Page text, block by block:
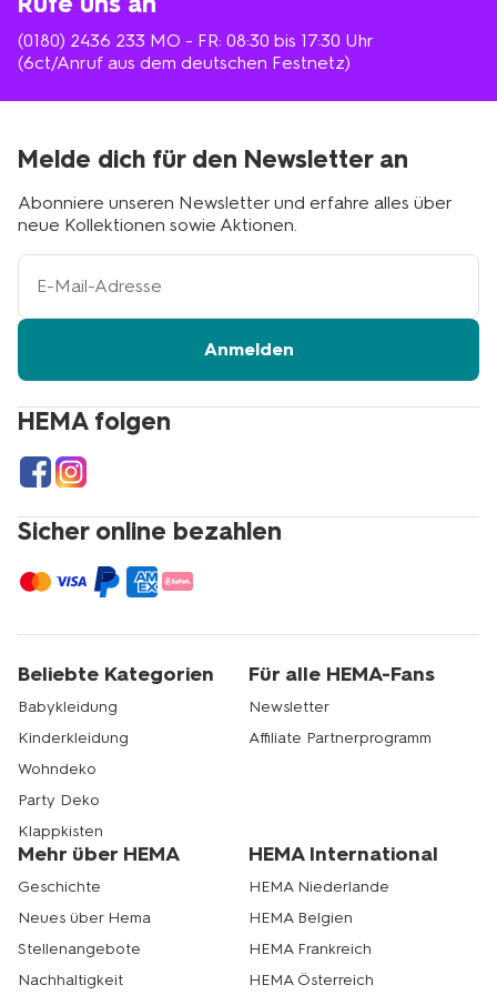
(0180) 2436 233 MO - FR: 08:30 bis 17:30 Uhr
(6ct/Anruf aus dem deutschen Festnetz)
HEMA folgen
Sicher online bezahlen
Melde dich für den Newsletter an
Abonniere unseren Newsletter und erfahre alles über
neue Kollektionen sowie Aktionen.
Ihre
Adresse
Anmelden
Beliebte Kategorien
Babykleidung
Kinderkleidung
Wohndeko
Party Deko
Klappkisten
Für alle HEMA-Fans
Newsletter
Affiliate Partnerprogramm
Mehr über HEMA
Geschichte
Neues über Hema
Stellenangebote
Nachhaltigkeit
HEMA International
HEMA Niederlande
HEMA Belgien
HEMA Frankreich
HEMA Österreich